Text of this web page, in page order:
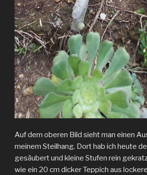
Auf dem oberen Bild sieht man einen
meinem Steilhang. Dort hab ich heute
gesäubert und kleine Stufen rein
wie ein 20 cm dicker Teppich aus